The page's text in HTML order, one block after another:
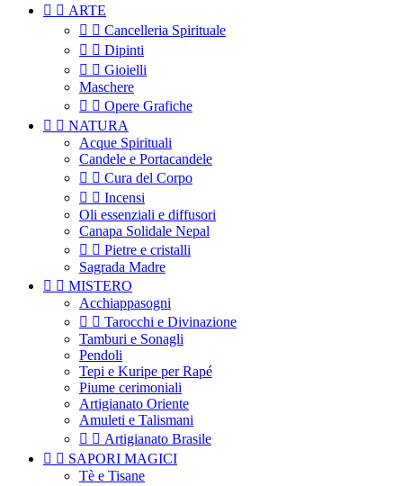
  ARTE
  Cancelleria Spirituale
  Dipinti
  Gioielli
Maschere
  Opere Grafiche
  NATURA
Acque Spirituali
Candele e Portacandele
  Cura del Corpo
  Incensi
Oli essenziali e diffusori
Canapa Solidale Nepal
  Pietre e cristalli
Sagrada Madre
  MISTERO
Acchiappasogni
  Tarocchi e Divinazione
Tamburi e Sonagli
Pendoli
Tepi e Kuripe per Rapé
Piume cerimoniali
Artigianato Oriente
Amuleti e Talismani
  Artigianato Brasile
  SAPORI MAGICI
Tè e Tisane